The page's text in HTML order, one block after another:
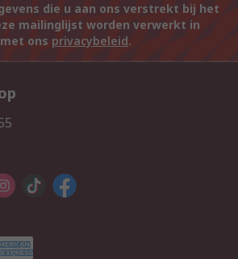
die u aan ons verstrekt bij het
mailinglijst worden verwerkt in
ons privacybeleid.